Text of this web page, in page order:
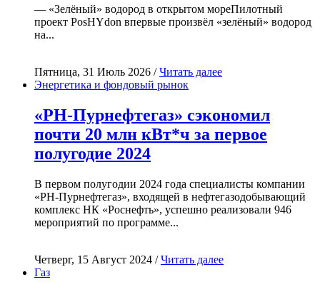
— «Зелёный» водород в открытом мореПилотный
проект PosHYdon впервые произвёл «зелёный» водород
на...
Пятница, 31 Июль 2026 /Читать далее
Энергетика и фондовый рынок
«РН-Пурнефтегаз» сэкономил
почти 20 млн кВт*ч за первое
полугодие 2024
В первом полугодии 2024 года специалисты компании
«РН-Пурнефтегаз», входящей в нефтегазодобывающий
комплекс НК «Роснефть», успешно реализовали 946
мероприятий по программе...
Четверг, 15 Август 2024 /Читать далее
Газ